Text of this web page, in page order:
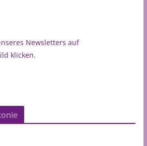
Newsletters auf
klicken.